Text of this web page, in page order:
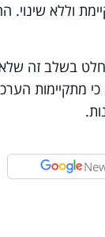
וללא שינוי.
בשלב זה שלא
מתקיימות